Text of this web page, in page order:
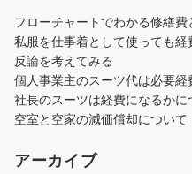
フローチャートでわかる修繕
私服を仕事着として使っても
反論を考えてみる
個人事業主のスーツ代は必要経
社長のスーツは経費になるかに
空室と空家の減価償却について
アーカイブ